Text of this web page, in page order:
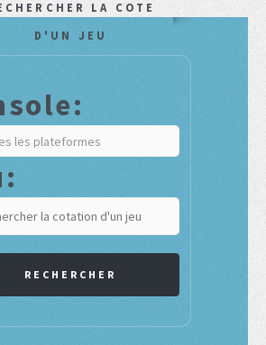
LA COTE
D'UN JEU
RECHERCHER